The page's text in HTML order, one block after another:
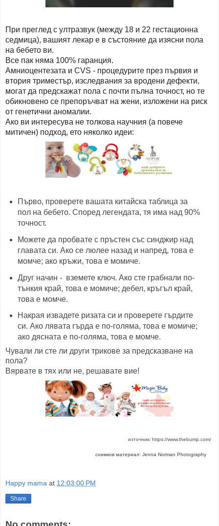
При преглед с ултразвук (между 18 и 22 гестационна
седмица), вашият лекар е в състояние да изясни пола
на бебето ви.
Все пак няма 100% гаранция.
Амниоцентезата и CVS - процедурите през първия и
втория триместър, изследвания за вродени дефекти,
могат да предскажат пола с почти пълна точност, но те
обикновено се препоръчват на жени, изложени на риск
от генетични аномалии.
Ако ви интересува не толкова научния (а повече
митичен) подход, ето няколко идеи:
Първо, проверете вашата китайска таблица за
пол на бебето. Според легендата, тя има над 90%
точност.
Можете да пробвате с пръстен със синджир над
главата си. Ако се люлее назад и напред, това е
момче; ако кръжи, това е момиче.
Друг начин - вземете ключ. Ако сте грабнали по-
тънкия край, това е момиче; дебел, кръгъл край,
това е момче.
Накрая извадете ризата си и проверете гърдите
си. Ако лявата гърда е по-голяма, това е момиче;
ако дясната е по-голяма, това е момче.
Чували ли сте ли други трикове за предсказване на
пола?
Вярвате в тях или не, решавате вие!
източник: https://www.thebump.com/
снимков материал: Jenna Norman Photography
Happy mama at 12:03:00 PM
Share